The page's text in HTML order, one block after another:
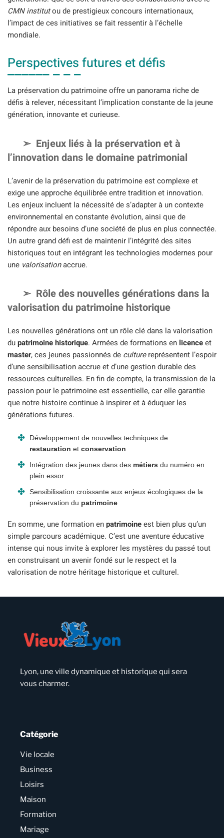
CMN institutou de prestigieux concours internationaux,
l’impact de ces initiatives se fait ressentir à l’échelle
mondiale.
Perspectives futures et défis
La préservation du patrimoine offre un panorama riche de
défis à relever, nécessitant l’implication constante de la jeune
génération, innovante et curieuse.
Enjeux liés à la préservation et à
l’innovation dans le domaine patrimonial
L’avenir de la préservation du patrimoine est complexe et
exige une approche équilibrée entre tradition et innovation.
Les enjeux incluent la nécessité de s’adapter à un contexte
environnemental en constante évolution, ainsi que de
répondre aux besoins d’une société de plus en plus connectée.
Un autre grand défi est de maintenir l’intégrité des sites
historiques tout en intégrant les technologies modernes pour
une valorisationaccrue.
Rôle des nouvelles générations dans la
valorisation du patrimoine historique
Les nouvelles générations ont un rôle clé dans la valorisation
dupatrimoine historique. Armées de formations en licenceet
master, ces jeunes passionnés de culturereprésentent l’espoir
d’une sensibilisation accrue et d’une gestion durable des
ressources culturelles. En fin de compte, la transmission de la
passion pour le patrimoine est essentielle, car elle garantie
que notre histoire continue à inspirer et à éduquer les
générations futures.
Développement de nouvelles techniques de
restauration et conservation
Intégration des jeunes dans des métiers du numéro en
plein essor
Sensibilisation croissante aux enjeux écologiques de la
préservation du patrimoine
En somme, une formation enpatrimoineest bien plus qu’un
simple parcours académique. C’est une aventure éducative
intense qui nous invite à explorer les mystères du passé tout
en construisant un avenir fondé sur le respect et la
valorisation de notre héritage historique et culturel.
Lyon, une ville dynamique et historique qui sera
vous charmer.
Catégorie
Vie locale
Business
Loisirs
Maison
Formation
Mariage